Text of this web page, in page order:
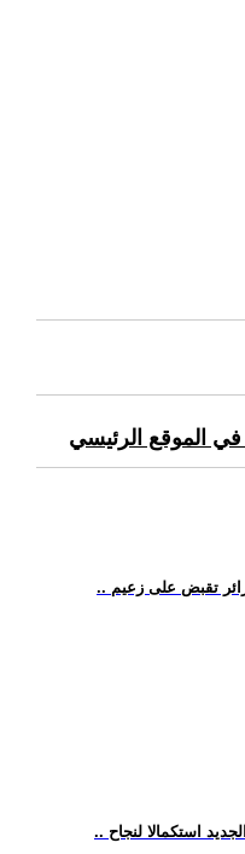
الموقع الرئيسي
تقبض على زعيم
استكمالا لنجاح